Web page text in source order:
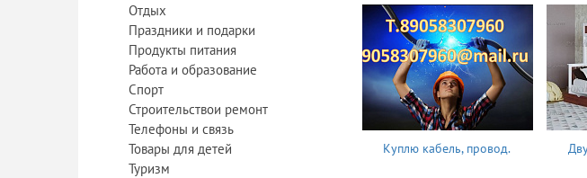
Отдых
Праздники и подарки
Продукты питания
Работа и образование
Спорт
Строительствои ремонт
Телефоны и связь
Товары для детей
Туризм
Куплю кабель, провод.